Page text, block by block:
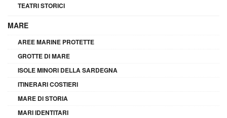
TEATRI STORICI
MARE
AREE MARINE PROTETTE
GROTTE DI MARE
ISOLE MINORI DELLA SARDEGNA
ITINERARI COSTIERI
MARE DI STORIA
MARI IDENTITARI